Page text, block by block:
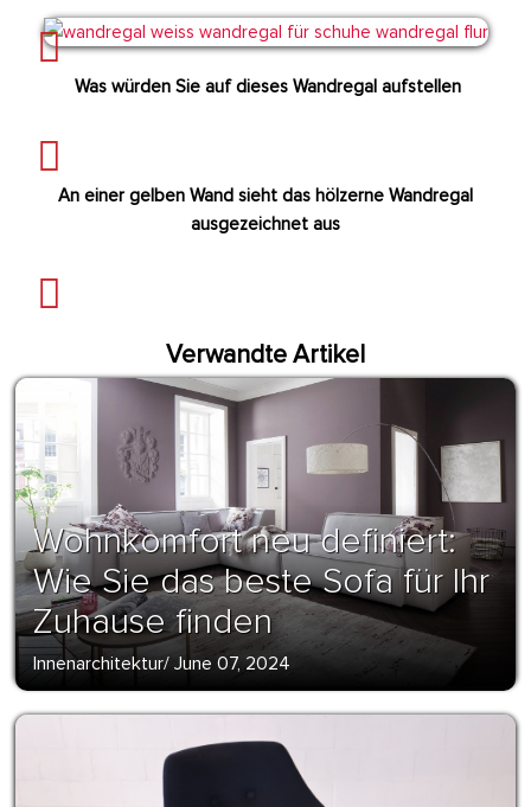
Was würden Sie auf dieses Wandregal aufstellen
An einer gelben Wand sieht das hölzerne Wandregal
ausgezeichnet aus
Verwandte Artikel
Wohnkomfort neu definiert:
Wie Sie das beste Sofa für Ihr
Zuhause finden
Innenarchitektur/ June 07, 2024